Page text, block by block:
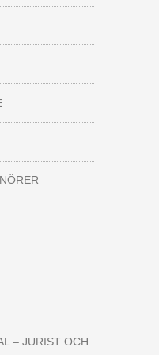
– JURIST OCH